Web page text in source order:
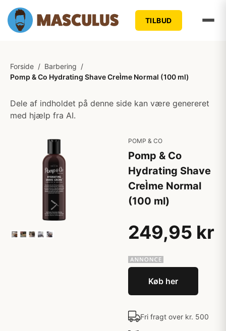
TILBUD
Forside / Barbering /
Pomp & Co Hydrating Shave CreÌme Normal (100 ml)
Dele af indholdet på denne side kan være genereret
med hjælp fra AI.
POMP & CO
Pomp & Co
Hydrating Shave
CreÌme Normal
(100 ml)
249,95 kr
Køb her
Fri fragt over kr. 500